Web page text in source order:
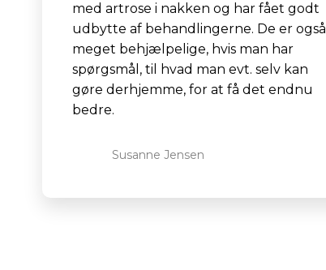
med artrose i nakken og har fået godt
udbytte af behandlingerne. De er også
meget behjælpelige, hvis man har
spørgsmål, til hvad man evt. selv kan
gøre derhjemme, for at få det endnu
bedre.
Susanne Jensen​